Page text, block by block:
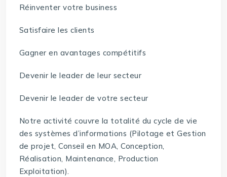
Réinventer votre business
Satisfaire les clients
Gagner en avantages compétitifs
Devenir le leader de leur secteur
Devenir le leader de votre secteur
Notre activité couvre la totalité du cycle de vie
des systèmes d’informations (Pilotage et Gestion
de projet, Conseil en MOA, Conception,
Réalisation, Maintenance, Production
Exploitation).